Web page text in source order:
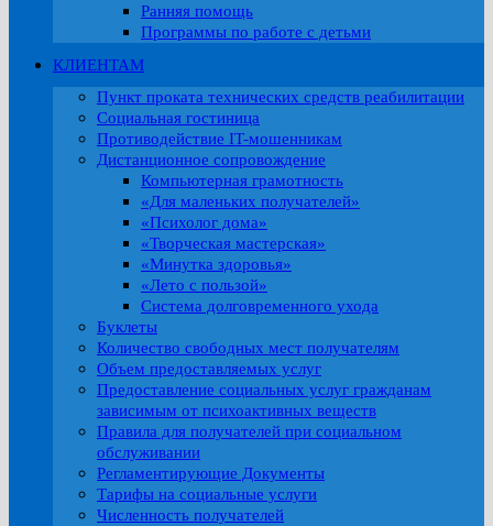
Ранняя помощь
Программы по работе с детьми
КЛИЕНТАМ
Пункт проката технических средств реабилитации
Социальная гостиница
Противодействие IT-мошенникам
Дистанционное сопровождение
Компьютерная грамотность
«Для маленьких получателей»
«Психолог дома»
«Творческая мастерская»
«Минутка здоровья»
«Лето с пользой»
Система долговременного ухода
Буклеты
Количество свободных мест получателям
Объем предоставляемых услуг
Предоставление социальных услуг гражданам
зависимым от психоактивных веществ
Правила для получателей при социальном
обслуживании
Регламентирующие Документы
Тарифы на социальные услуги
Численность получателей